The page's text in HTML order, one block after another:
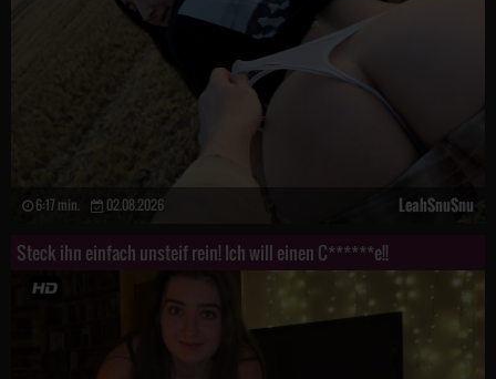
6:17 min. 02.08.2026 LeahSnuSnu
Steck ihn einfach unsteif rein! Ich will einen C******e!!